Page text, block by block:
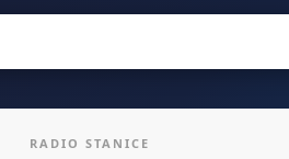
RADIO STANICE